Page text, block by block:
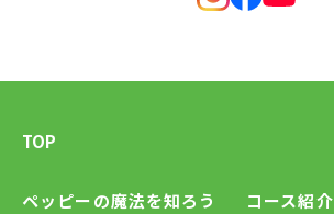
TOP
ペッピーの魔法を知ろう
コース紹介